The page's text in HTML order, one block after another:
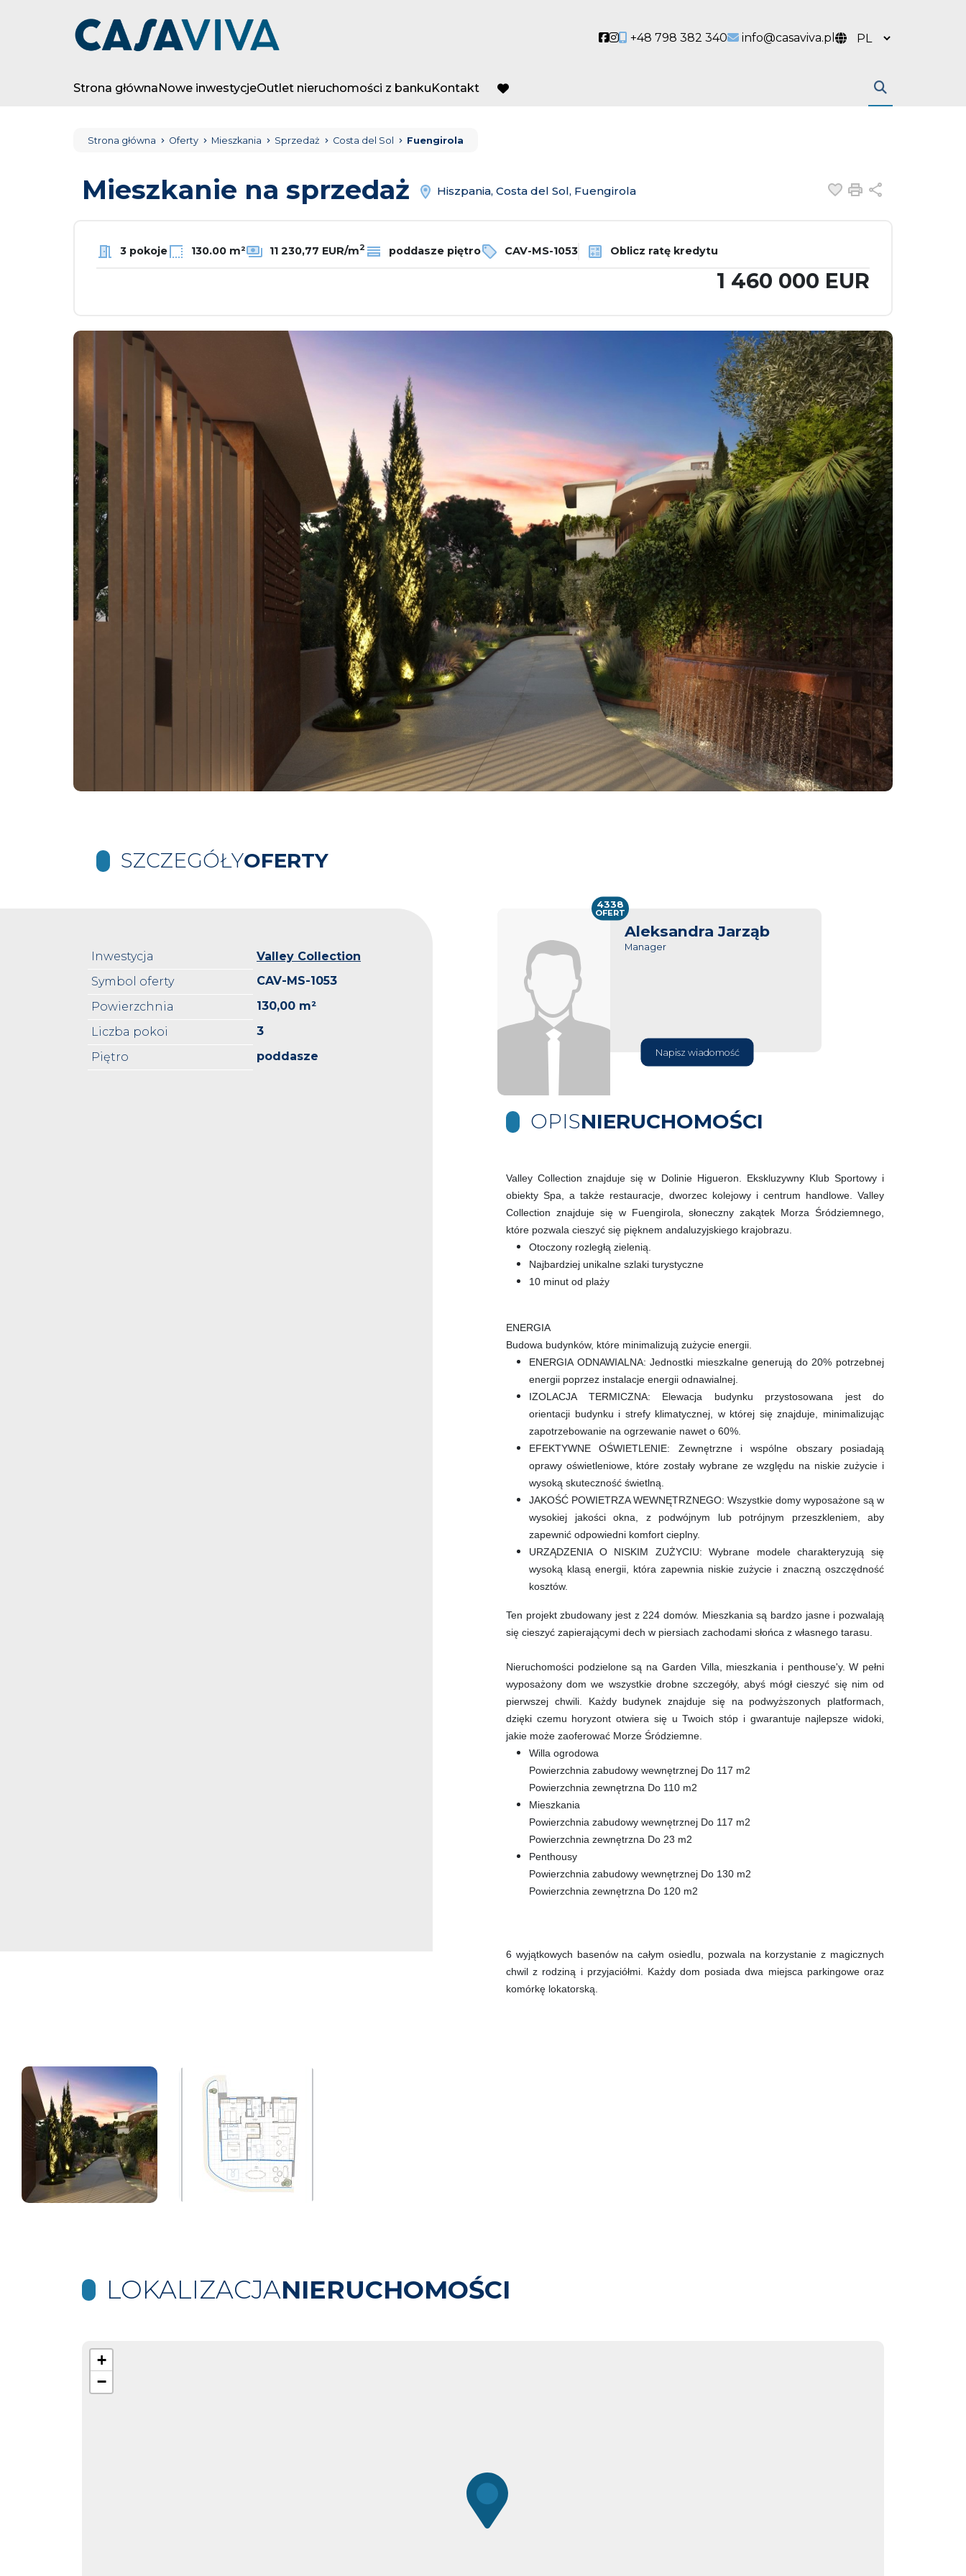
Social link
Social link
+48 798 382 340 info@casaviva.pl
Strona głównaNowe inwestycjeOutlet nieruchomości z bankuKontakt
favorite
Strona główna Oferty Mieszkania Sprzedaż Costa del Sol Fuengirola
Mieszkanie na sprzedaż Hiszpania, Costa del Sol, Fuengirola Dodaj do
Drukuj
3 pokoje 130.00 m² 11 230,77 EUR/m2 poddasze piętro CAV-MS-1053 Oblicz ratę kredytu
1 460 000 EUR
SZCZEGÓŁYOFERTY
Inwestycja
Valley Collection
Symbol oferty
CAV-MS-1053
Powierzchnia
130,00 m²
Liczba pokoi
3
Piętro
poddasze
Aleksandra Jarząb
Manager
Napisz wiadomość
4338
OFERT
OPISNIERUCHOMOŚCI
Valley Collection znajduje się w Dolinie Higueron. Ekskluzywny Klub Sportowy i
obiekty Spa, a także restauracje, dworzec kolejowy i centrum handlowe. Valley
Collection znajduje się w Fuengirola, słoneczny zakątek Morza Śródziemnego,
które pozwala cieszyć się pięknem andaluzyjskiego krajobrazu.
Otoczony rozległą zielenią.
Najbardziej unikalne szlaki turystyczne
10 minut od plaży
ENERGIA
Budowa budynków, które minimalizują zużycie energii.
ENERGIA ODNAWIALNA: Jednostki mieszkalne generują do 20% potrzebnej
energii poprzez instalacje energii odnawialnej.
IZOLACJA TERMICZNA: Elewacja budynku przystosowana jest do
orientacji budynku i strefy klimatycznej, w której się znajduje, minimalizując
zapotrzebowanie na ogrzewanie nawet o 60%.
EFEKTYWNE OŚWIETLENIE: Zewnętrzne i wspólne obszary posiadają
oprawy oświetleniowe, które zostały wybrane ze względu na niskie zużycie i
wysoką skuteczność świetlną.
JAKOŚĆ POWIETRZA WEWNĘTRZNEGO: Wszystkie domy wyposażone są w
wysokiej jakości okna, z podwójnym lub potrójnym przeszkleniem, aby
zapewnić odpowiedni komfort cieplny.
URZĄDZENIA O NISKIM ZUŻYCIU: Wybrane modele charakteryzują się
wysoką klasą energii, która zapewnia niskie zużycie i znaczną oszczędność
kosztów.
Ten projekt zbudowany jest z 224 domów. Mieszkania są bardzo jasne i pozwalają
się cieszyć zapierającymi dech w piersiach zachodami słońca z własnego tarasu.
Nieruchomości podzielone są na Garden Villa, mieszkania i penthouse'y. W pełni
wyposażony dom we wszystkie drobne szczegóły, abyś mógł cieszyć się nim od
pierwszej chwili. Każdy budynek znajduje się na podwyższonych platformach,
dzięki czemu horyzont otwiera się u Twoich stóp i gwarantuje najlepsze widoki,
jakie może zaoferować Morze Śródziemne.
Willa ogrodowa
Powierzchnia zabudowy wewnętrznej Do 117 m2
Powierzchnia zewnętrzna Do 110 m2
Mieszkania
Powierzchnia zabudowy wewnętrznej Do 117 m2
Powierzchnia zewnętrzna Do 23 m2
Penthousy
Powierzchnia zabudowy wewnętrznej Do 130 m2
Powierzchnia zewnętrzna Do 120 m2
6 wyjątkowych basenów na całym osiedlu, pozwala na korzystanie z magicznych
chwil z rodziną i przyjaciółmi. Każdy dom posiada dwa miejsca parkingowe oraz
komórkę lokatorską.
LOKALIZACJANIERUCHOMOŚCI
+
−